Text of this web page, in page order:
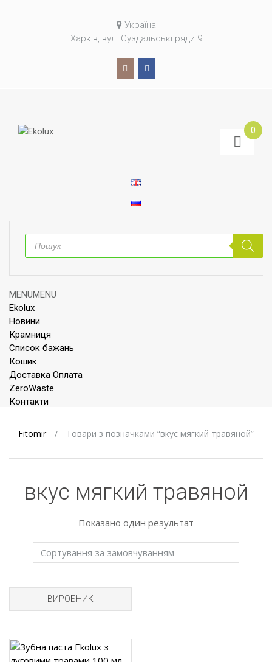
Україна
Харків, вул. Суздальські ряди 9
0
Пошук
товарів
Skip
to
content
MENUMENU
Ekolux
Новини
Крамниця
Список бажань
Кошик
Доставка Оплата
ZeroWaste
Контакти
Fitomir / Товари з позначками “вкус мягкий травяной”
вкус мягкий травяной
Показано один результат
ВИРОБНИК
Додати до списку бажань